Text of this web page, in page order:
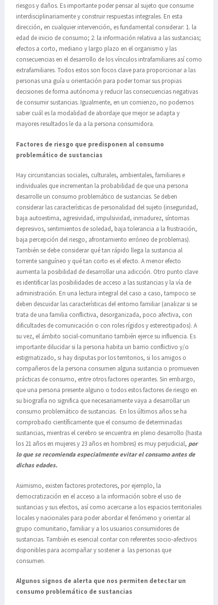
riesgos y daños. Es importante poder pensar al sujeto que consume
interdisciplinariamente y construir respuestas integrales. En esta
dirección, en cualquier intervención, es fundamental considerar: 1. la
edad de inicio de consumo; 2. la información relativa a las sustancias;
efectos a corto, mediano y largo plazo en el organismo y las
consecuencias en el desarrollo de los vínculos intrafamiliares así como
extrafamiliares. Todos estos son focos clave para proporcionar a las
personas una guía u orientación para poder tomar sus propias
decisiones de forma autónoma y reducir las consecuencias negativas
de consumir sustancias. Igualmente, en un comienzo, no podemos
saber cuál es la modalidad de abordaje que mejor se adapta y
mayores resultados le da a la persona consumidora.
Factores de riesgo que predisponen al consumo
problemático de sustancias
Hay circunstancias sociales, culturales, ambientales, familiares e
individuales que incrementan la probabilidad de que una persona
desarrolle un consumo problemático de sustancias. Se deben
considerar las características de personalidad del sujeto (inseguridad,
baja autoestima, agresividad, impulsividad, inmadurez, síntomas
depresivos, sentimientos de soledad, baja tolerancia a la frustración,
baja percepción del riesgo, afrontamiento erróneo de problemas).
También se debe considerar qué tan rápido llega la sustancia al
torrente sanguíneo y qué tan corto es el efecto. A menor efecto
aumenta la posibilidad de desarrollar una adicción. Otro punto clave
es identificar las posibilidades de acceso a las sustancias y la vía de
administración. En una lectura integral del caso a caso, tampoco se
deben descuidar las características del entorno familiar (analizar si se
trata de una familia conflictiva, desorganizada, poco afectiva, con
dificultades de comunicación o con roles rígidos y estereotipados). A
su vez, el ámbito social-comunitario también ejerce su influencia. Es
importante dilucidar si la persona habita un barrio conflictivo y/o
estigmatizado, si hay disputas por los territorios, si los amigos o
compañeros de la persona consumen alguna sustancia o promueven
prácticas de consumo, entre otros factores operantes. Sin embargo,
que una persona presente alguno o todos estos factores de riesgo en
su biografía no significa que necesariamente vaya a desarrollar un
consumo problemático de sustancias. En los últimos años se ha
comprobado científicamente que el consumo de determinadas
sustancias, mientras el cerebro se encuentra en pleno desarrollo (hasta
los 21 años en mujeres y 23 años en hombres) es muy perjudicial, por
lo que se recomienda especialmente evitar el consumo antes de
dichas edades.
Asimismo, existen factores protectores, por ejemplo, la
democratización en el acceso a la información sobre el uso de
sustancias y sus efectos, así como acercarse a los espacios territoriales
locales y nacionales para poder abordar el fenómeno y orientar al
grupo comunitario, familiar y a los usuarios consumidores de
sustancias. También es esencial contar con referentes socio-afectivos
disponibles para acompañar y sostener a las personas que
consumen.
Algunos signos de alerta que nos permiten detectar un
consumo problemático de sustancias